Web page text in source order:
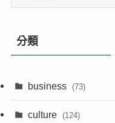
分類
business (73)
culture (124)